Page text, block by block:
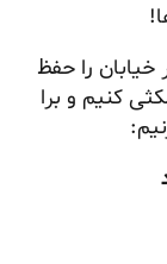
را حفظ
کنیم و برا